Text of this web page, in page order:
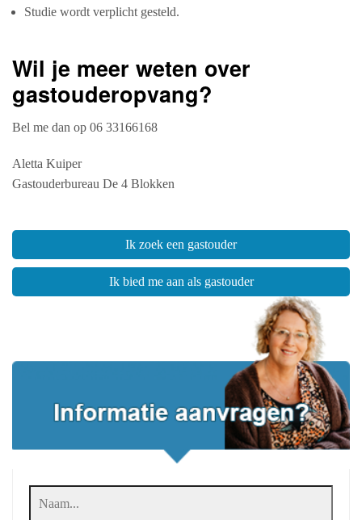
Studie wordt verplicht gesteld.
Wil je meer weten over
gastouderopvang?
Bel me dan op 06 33166168
Aletta Kuiper
Gastouderbureau De 4 Blokken
Ik zoek een gastouder
Ik bied me aan als gastouder